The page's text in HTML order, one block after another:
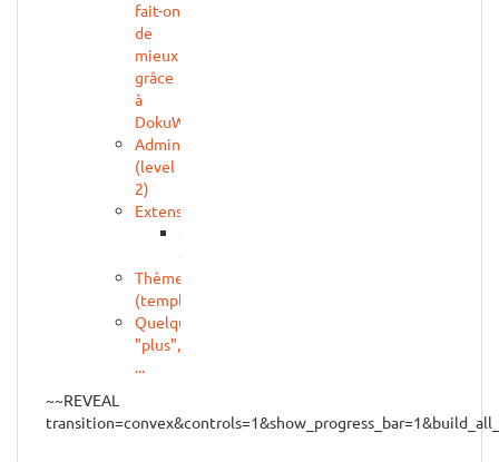
fait-on
de
mieux
grâce
à
DokuWiki
Administration
(level
2)
Extensions
Quelques
extensions
Thèmes
(templates)
Quelques
"plus",
...
~~REVEAL